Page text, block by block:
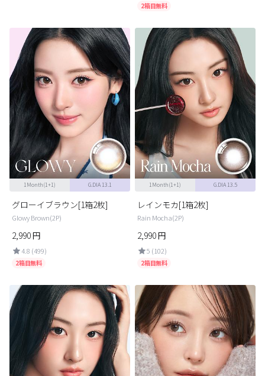
レビュー
EYEしてる
総合掲示板
カスタマーサービス
ショッピングガイド
アプリダウンロード
INSTAGRAM LINE
2箱目無料
1Month(1+1) G.DIA 13.1
グローイブラウン[1箱2枚]
Glowy Brown(2P)
2,990円
4.8 (499)
2箱目無料
1Month(1+1) G.DIA 13.5
レインモカ[1箱2枚]
Rain Mocha(2P)
2,990円
5 (102)
2箱目無料